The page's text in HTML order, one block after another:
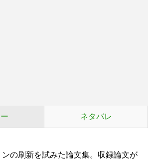
ネタバレ
ンの刷新を試みた論文集。収録論文が